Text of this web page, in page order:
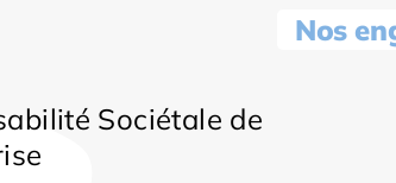
Nos
Sociétale de